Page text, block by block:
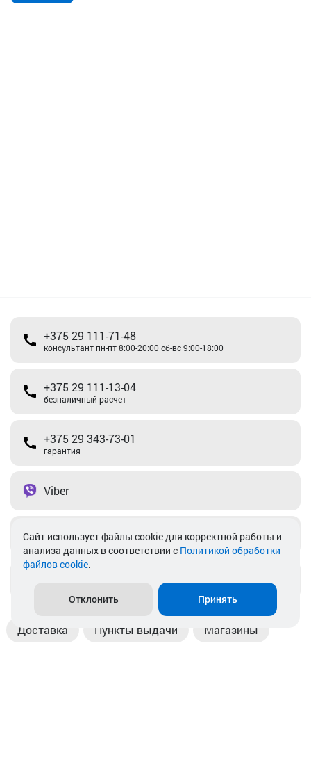
+375 29 111-71-48
консультант пн-пт 8:00-20:00 сб-вс 9:00-18:00
+375 29 111-13-04
безналичный расчет
+375 29 343-73-01
гарантия
Viber
Telegram
Доставка Пункты выдачи Магазины
Cайт использует файлы cookie для корректной работы и
анализа данных в соответствии с Политикой обработки
файлов cookie.
Отклонить Принять